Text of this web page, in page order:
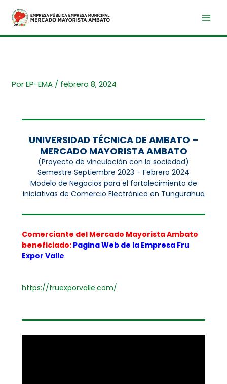
contenido
PorEP-EMA / febrero 8, 2024
UNIVERSIDAD TÉCNICA DE AMBATO –
MERCADO MAYORISTA AMBATO
(Proyecto de vinculación con la sociedad)
Semestre Septiembre 2023 – Febrero 2024
Modelo de Negocios para el fortalecimiento de
iniciativas de Comercio Electrónico en Tungurahua
Comerciante del Mercado Mayorista Ambato
beneficiado: Pagina Web de la Empresa Fru
Expor Valle
https://fruexporvalle.com/